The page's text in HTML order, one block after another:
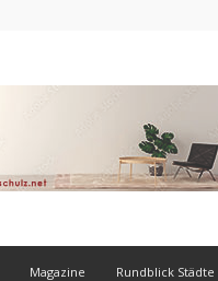
Magazine Rundblick Städte